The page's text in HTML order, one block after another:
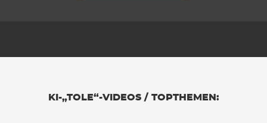
KI-„TOLE“-VIDEOS / TOPTHEMEN: